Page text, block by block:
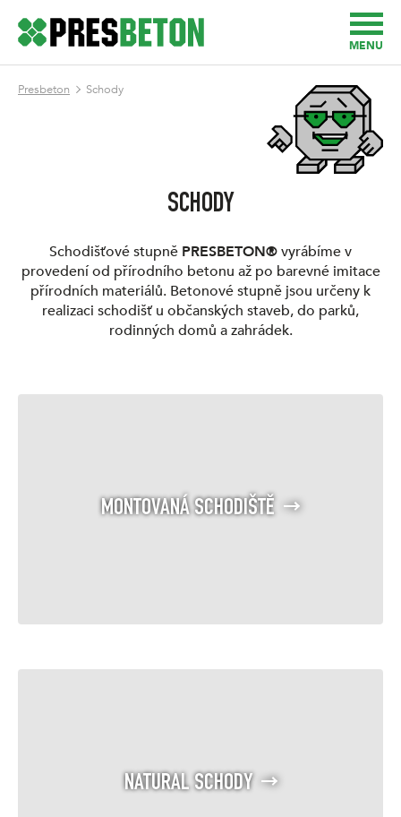
MENU
Presbeton Schody
SCHODY
Schodišťové stupně PRESBETON®vyrábíme v
provedení od přírodního betonu až po barevné imitace
přírodních materiálů. Betonové stupně jsou určeny k
realizaci schodišť u občanských staveb, do parků,
rodinných domů a zahrádek.
MONTOVANÁ SCHODIŠTĚ
NATURAL SCHODY